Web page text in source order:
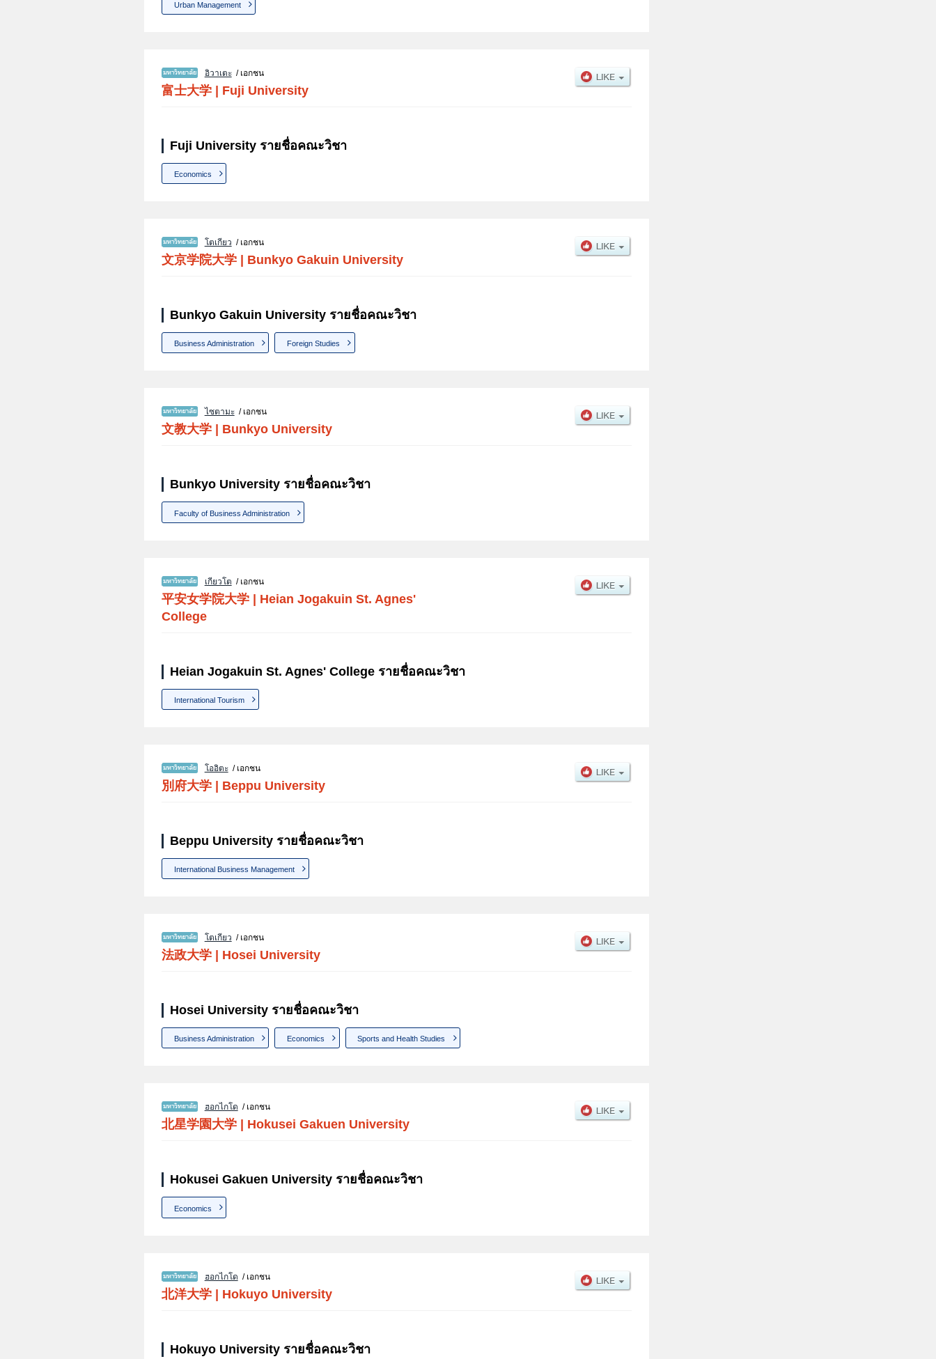
Urban Management
อิวาเตะ/ เอกชน
富士大学 Fuji University
Fuji University รายชื่อคณะวิชา
Economics
โตเกียว / เอกชน
文京学院大学 Bunkyo Gakuin University
Bunkyo Gakuin University รายชื่อคณะวิชา
Business Administration Foreign Studies
ไซตามะ/ เอกชน
文教大学 Bunkyo University
Bunkyo University รายชื่อคณะวิชา
Faculty of Business Administration
เกียวโต / เอกชน
平安女学院大学 | Heian Jogakuin St. Agnes'
College
Heian Jogakuin St. Agnes' College รายชื่อคณะวิชา
International Tourism
โออิตะ/ เอกชน
別府大学 | Beppu University
Beppu University รายชื่อคณะวิชา
International Business Management
โตเกียว / เอกชน
法政大学 Hosei University
Hosei University รายชื่อคณะวิชา
Business Administration Economics Sports and Health Studies
ฮอกไกโด / เอกชน
北星学園大学 Hokusei Gakuen University
Hokusei Gakuen University รายชื่อคณะวิชา
Economics
ฮอกไกโด / เอกชน
北洋大学 | Hokuyo University
Hokuyo University รายชื่อคณะวิชา